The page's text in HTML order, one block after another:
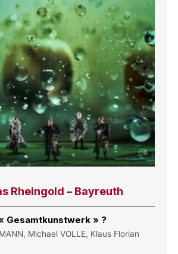
Rheingold – Bayreuth
Gesamtkunstwerk » ?
Michael VOLLE, Klaus Florian